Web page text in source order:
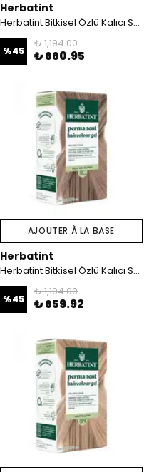
Herbatint
Herbatint Bitkisel Özlü Kalıcı Saç Boyası | İsveç Sarısı (Swedish Blonde 10C) 170 ml
%45
₺ 1,194.00
₺ 660.95
AJOUTER À LA BASE
Herbatint
Herbatint Bitkisel Özlü Kalıcı Saç Boyası | Açık Küllü Kumral (Light Ash Blonde 8C) 170 ml
%45
₺ 1,194.00
₺ 659.92